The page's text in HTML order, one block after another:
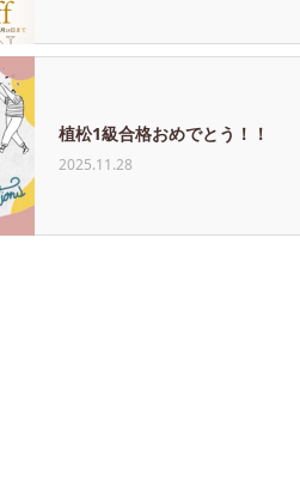
植松1級合格おめでとう！！
2025.11.28